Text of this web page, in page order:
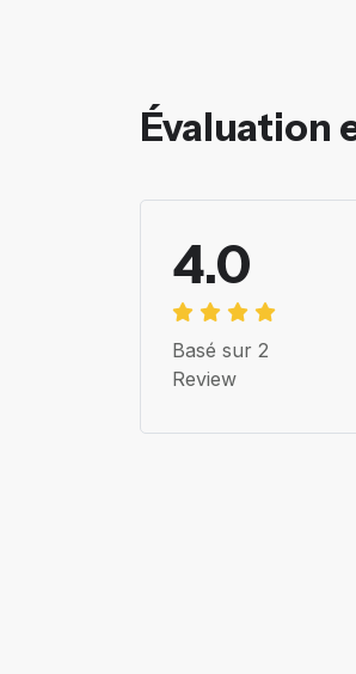
Évaluation
4.0
Basé sur 2
Review